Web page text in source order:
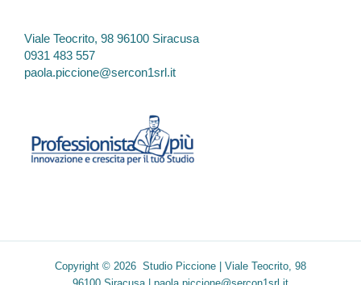
Viale Teocrito, 98 96100 Siracusa
0931 483 557
paola.piccione@sercon1srl.it
Copyright © 2026 Studio Piccione | Viale Teocrito, 98